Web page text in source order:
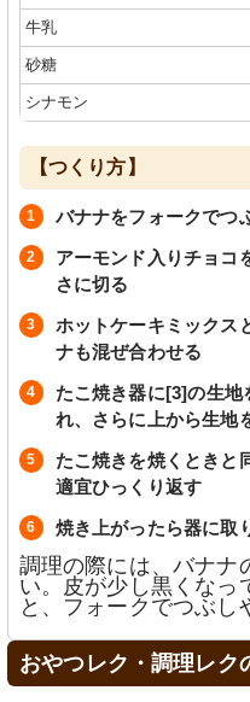
牛乳
砂糖
シナモン
【つくり方】
バナナをフォークでつ
アーモンド入りチョコ
さに切る
ホットケーキミックス
ナも混ぜ合わせる
たこ焼き器に[3]の生地
れ、さらに上から生地
たこ焼きを焼くときと
適宜ひっくり返す
焼き上がったら器に取
調理の際には、バナナ
い。皮が少し黒くなっ
と、フォークでつぶし
おやつレク・調理レク